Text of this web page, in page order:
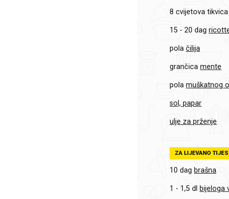
8 cvijetova tikvica
15 - 20 dag
pola čilija
grančica mente
pola muškatnog
sol, papar
ulje za prženje
ZA LIJEVANO
10 dag brašna
1 - 1,5 dl bijeloga